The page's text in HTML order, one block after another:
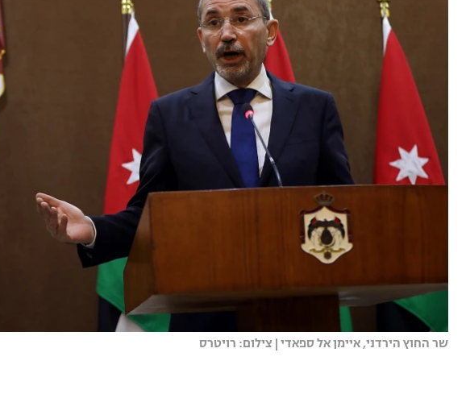
שר החוץ הירדני, איימן אל ספאדי | צילום: רויטרס